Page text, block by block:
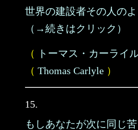
世界の建設者その人の
（→続きはクリック）
（ トーマス・カーライ
（ Thomas Carlyle ）
15.
もしあなたが次に同じ